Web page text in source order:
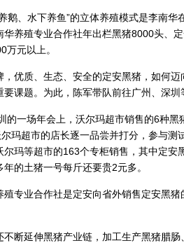
、水下养鱼”的立体养殖模式是李南华
华养殖专业合作社年出栏黑猪8000头、
万元以上。
质、生态、安全的定安黑猪，如何迈
课题。为此，陈军带队前往广州、深圳
一场年会上，沃尔玛超市销售的6种黑
玛超市的店长逐一品尝并打分，参与测
玛等超市的163个专柜销售，其中定安
的土猪一号每斤还要贵2元多。
业合作社是定安向省外销售定安黑猪
断延伸黑猪产业链，加工生产黑猪腊肠